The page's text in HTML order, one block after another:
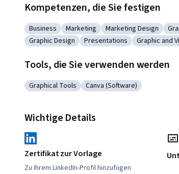
Kompetenzen, die Sie festigen
Kategorie: Business
Business Kategorie: Marketing
Marketing Kategorie:
Marketing Design
Kategorie: Graphic Design
Graphic Design Kategorie: Presentations
Presentations Kategorie:
Graphic and
Tools, die Sie verwenden werden
Kategorie: Graphical Tools
Graphical Tools Kategorie: Canva (Software)
Canva (Software)
Wichtige Details
Zertifikat zur Vorlage
Zu Ihrem LinkedIn-Profil hinzufügen